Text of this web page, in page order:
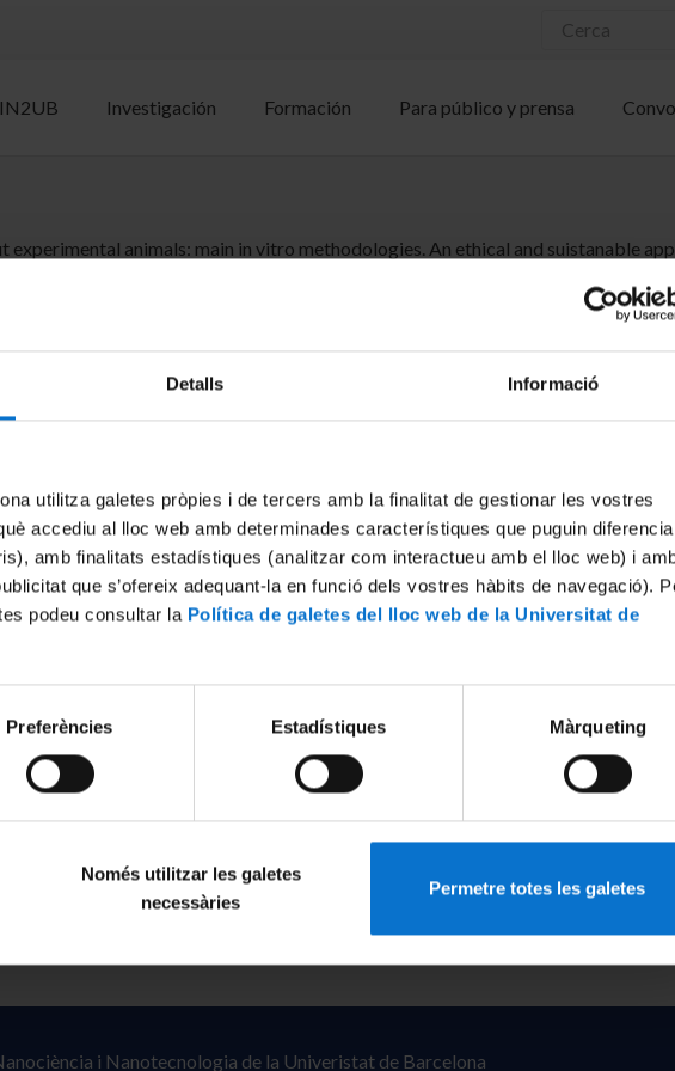
Detalls Informació
utilitza galetes pròpies i de tercers amb la finalitat de gestionar les vostres
accediu al lloc web amb determinades característiques que puguin
amb finalitats estadístiques (analitzar com interactueu amb el lloc web) i
que s’ofereix adequant-la en funció dels vostres hàbits de navegació).
podeu consultar la Política de galetes del lloc web de la Universitat de
Preferències Estadístiques Màrqueting
Només utilitzar les galetes
necessàries
Permetre totes les galetes
IN2UB Investigación Formación Para público y prensa
animals: main in vitro methodologies. An ethical and suistanable
de la UB. IN2UB.
i Nanotecnologia de la Univeristat de Barcelona